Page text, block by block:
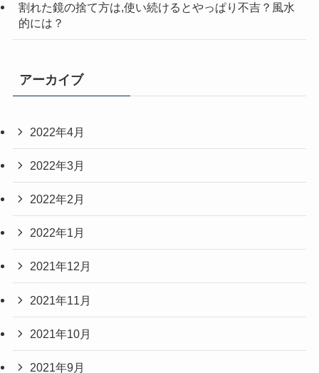
割れた鏡の捨て方は,使い続けるとやっぱり不吉？風水
的には？
アーカイブ
2022年4月
2022年3月
2022年2月
2022年1月
2021年12月
2021年11月
2021年10月
2021年9月